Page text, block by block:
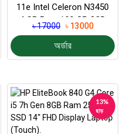
11e Intel Celeron N3450
4 GB Ram 128 GB SSD
Display 12" (To...
৳ 17000 ৳ 13000
অর্ডার
13%
ছাড়